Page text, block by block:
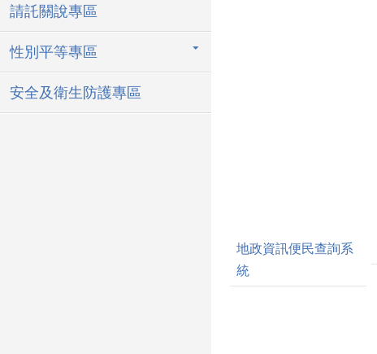
請託關說專區
性別平等專區
安全及衛生防護專區
地政資訊便民查詢系
統